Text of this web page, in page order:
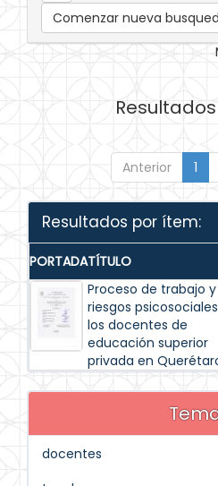
Comenzar nueva
Resultados
Anterior 1
Resultados por ítem:
PORTADATÍTULO
Proceso de trabajo y
riesgos
los docentes de
educación superior
privada en
docentes